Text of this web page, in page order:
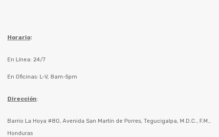
Horario:
En Línea: 24/7
En Oficinas: L-V, 8am-5pm
Dirección:
Barrio La Hoya #80, Avenida San Martín de Porres, Tegucigalpa, M.D.C., F.M.,
Honduras